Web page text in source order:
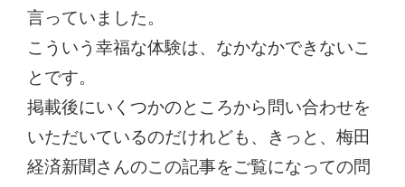
言っていました。
こういう幸福な体験は、なかなかできないこ
とです。
掲載後にいくつかのところから問い合わせを
いただいているのだけれども、きっと、梅田
経済新聞さんのこの記事をご覧になっての問